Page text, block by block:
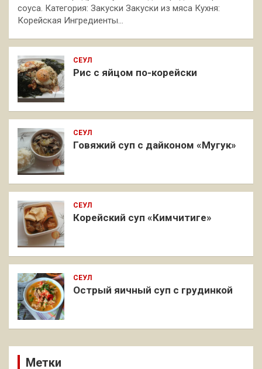
соуса. Категория: Закуски Закуски из мяса Кухня:
Корейская Ингредиенты…
СЕУЛ
Рис с яйцом по-корейски
СЕУЛ
Говяжий суп с дайконом «Мугук»
СЕУЛ
Корейский суп «Кимчитиге»
СЕУЛ
Острый яичный суп с грудинкой
Метки